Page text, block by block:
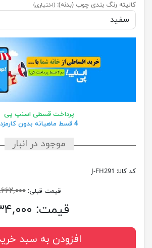
کالیته رنگ بندی چوب (بدنه): (اختیاری)
پرداخت قسطی اسنپ پی
4 قسط ماهیانه بدون کارمزد
موجود در انبار
کد کالا: J-FH291
قیمت قبلی: ۵۳,۶۶۲,۰۰۰
قیمت:
افزودن به سبد